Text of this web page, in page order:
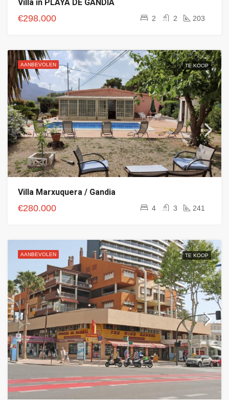
Villa in PLAYA DE GANDIA
€298.000 2 2 203
AANBEVOLEN TE KOOP
Villa Marxuquera / Gandia
€280.000 4 3 241
AANBEVOLEN TE KOOP